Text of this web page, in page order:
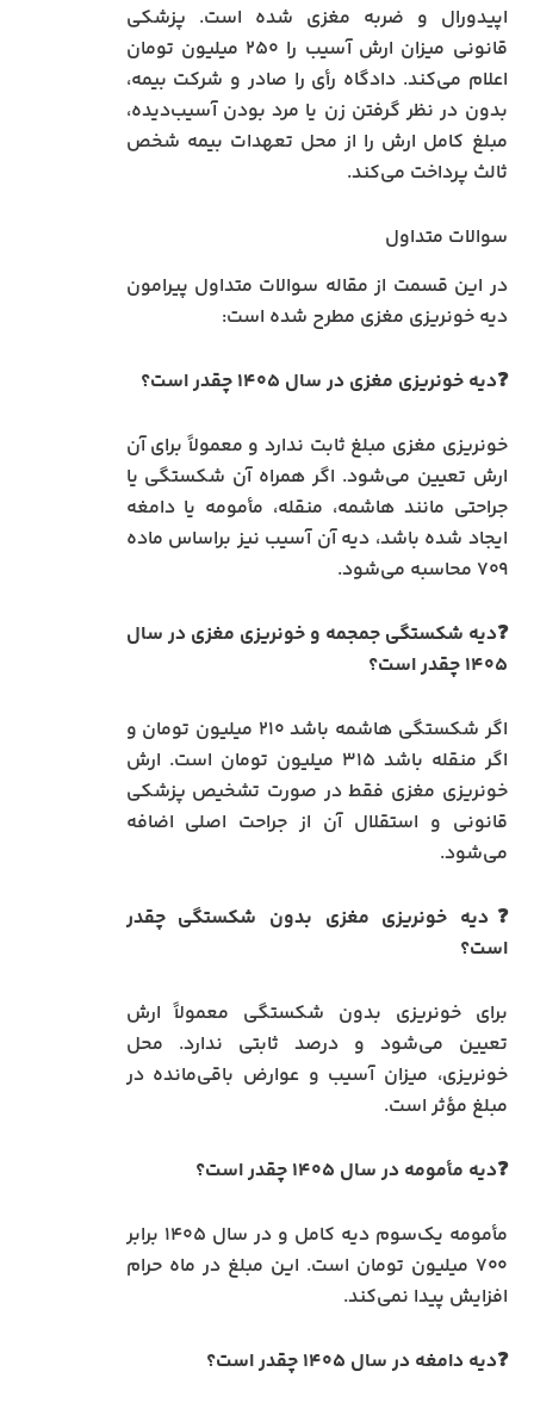
اپیدورال و ضربه مغزی شده است. پزشکی
قانونی میزان ارش آسیب را ۲۵۰ میلیون تومان
اعلام می‌کند. دادگاه رأی را صادر و شرکت بیمه،
بدون در نظر گرفتن زن یا مرد بودن آسیب‌دیده،
مبلغ کامل ارش را از محل تعهدات بیمه شخص
ثالث پرداخت می‌کند.
سوالات متداول
در این قسمت از مقاله سوالات متداول پیرامون
دیه خونریزی مغزی مطرح شده است:
❓دیه خونریزی مغزی در سال ۱۴۰۵ چقدر است؟
خونریزی مغزی مبلغ ثابت ندارد و معمولاً برای آن
ارش تعیین می‌شود. اگر همراه آن شکستگی یا
جراحتی مانند هاشمه، منقله، مأمومه یا دامغه
ایجاد شده باشد، دیه آن آسیب نیز براساس ماده
۷۰۹ محاسبه می‌شود.
❓دیه شکستگی جمجمه و خونریزی مغزی در سال
۱۴۰۵ چقدر است؟
اگر شکستگی هاشمه باشد ۲۱۰ میلیون تومان و
اگر منقله باشد ۳۱۵ میلیون تومان است. ارش
خونریزی مغزی فقط در صورت تشخیص پزشکی
قانونی و استقلال آن از جراحت اصلی اضافه
می‌شود.
❓دیه خونریزی مغزی بدون شکستگی چقدر
است؟
برای خونریزی بدون شکستگی معمولاً ارش
تعیین می‌شود و درصد ثابتی ندارد. محل
خونریزی، میزان آسیب و عوارض باقی‌مانده در
مبلغ مؤثر است.
❓دیه مأمومه در سال ۱۴۰۵ چقدر است؟
مأمومه یک‌سوم دیه کامل و در سال ۱۴۰۵ برابر
۷۰۰ میلیون تومان است. این مبلغ در ماه حرام
افزایش پیدا نمی‌کند.
❓دیه دامغه در سال ۱۴۰۵ چقدر است؟